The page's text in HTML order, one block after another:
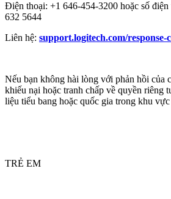
Điện thoại: +1 646-454-3200 hoặc số
632 5644
Liên hệ: support.logitech.com/response-
Nếu bạn không hài lòng với phản hồi của
khiếu nại hoặc tranh chấp về quyền riêng
liệu tiểu bang hoặc quốc gia trong khu
TRẺ EM